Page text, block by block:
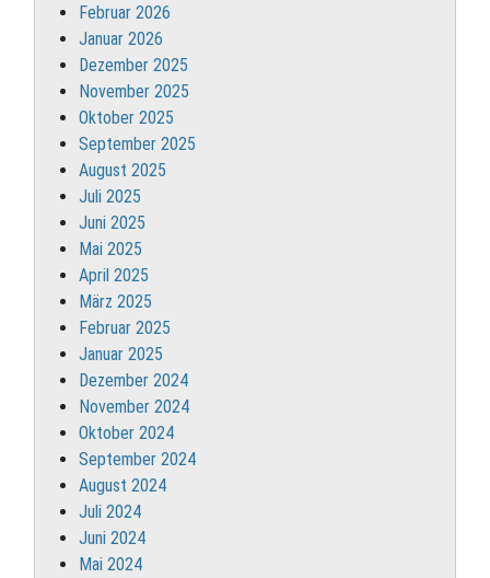
Februar 2026
Januar 2026
Dezember 2025
November 2025
Oktober 2025
September 2025
August 2025
Juli 2025
Juni 2025
Mai 2025
April 2025
März 2025
Februar 2025
Januar 2025
Dezember 2024
November 2024
Oktober 2024
September 2024
August 2024
Juli 2024
Juni 2024
Mai 2024